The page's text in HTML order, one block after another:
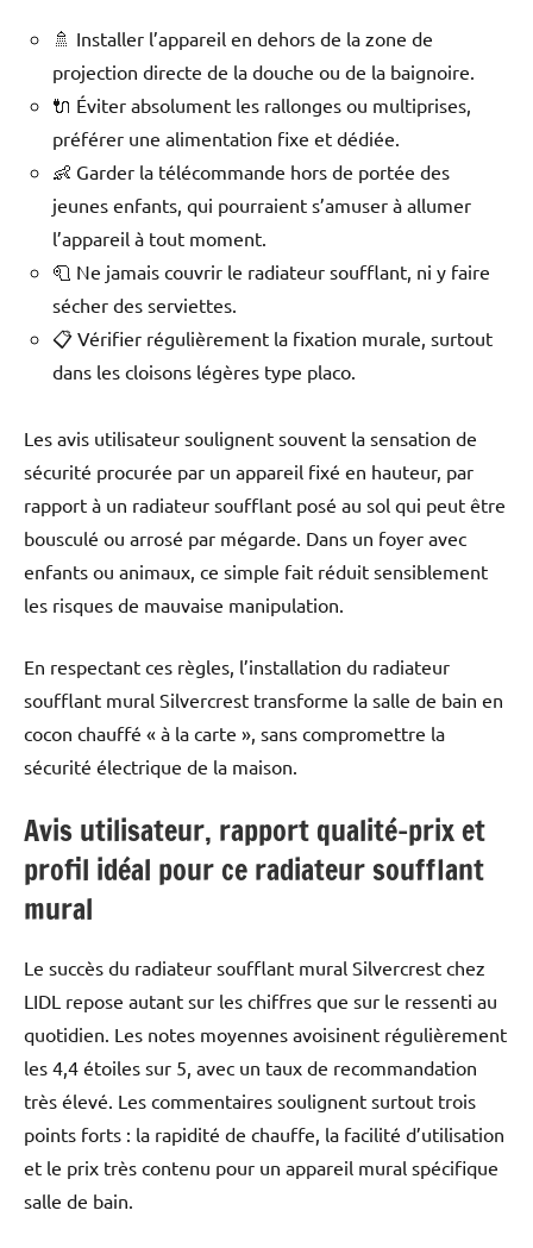
🚿 Installer l’appareil en dehors de la zone de
projection directe de la douche ou de la baignoire.
🔌 Éviter absolument les rallonges ou multiprises,
préférer une alimentation fixe et dédiée.
👶 Garder la télécommande hors de portée des
jeunes enfants, qui pourraient s’amuser à allumer
l’appareil à tout moment.
🧻 Ne jamais couvrir le radiateur soufflant, ni y faire
sécher des serviettes.
📋 Vérifier régulièrement la fixation murale, surtout
dans les cloisons légères type placo.
Les avis utilisateur soulignent souvent la sensation de
sécurité procurée par un appareil fixé en hauteur, par
rapport à un radiateur soufflant posé au sol qui peut être
bousculé ou arrosé par mégarde. Dans un foyer avec
enfants ou animaux, ce simple fait réduit sensiblement
les risques de mauvaise manipulation.
En respectant ces règles, l’installation du radiateur
soufflant mural Silvercrest transforme la salle de bain en
cocon chauffé « à la carte », sans compromettre la
sécurité électrique de la maison.
Avis utilisateur, rapport qualité-prix et
profil idéal pour ce radiateur soufflant
mural
Le succès du radiateur soufflant mural Silvercrest chez
LIDL repose autant sur les chiffres que sur le ressenti au
quotidien. Les notes moyennes avoisinent régulièrement
les 4,4 étoiles sur 5, avec un taux de recommandation
très élevé. Les commentaires soulignent surtout trois
points forts : la rapidité de chauffe, la facilité d’utilisation
et le prix très contenu pour un appareil mural spécifique
salle de bain.